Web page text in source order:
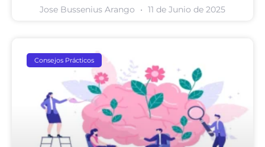
Jose Bussenius Arango 11 de Junio de 2025
Consejos Prácticos